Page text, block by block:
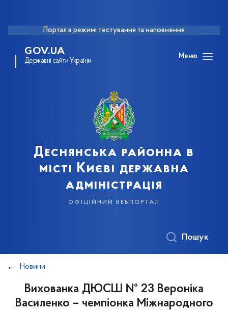
Портал в режимі тестування та наповнення
GOV.UA
Державні сайти України
Меню
Деснянська районна в
місті Києві державна
адміністрація
офіційний вебпортал
Пошук
Новини
Вихованка ДЮСШ № 23 Вероніка
Василенко – чемпіонка Міжнародного